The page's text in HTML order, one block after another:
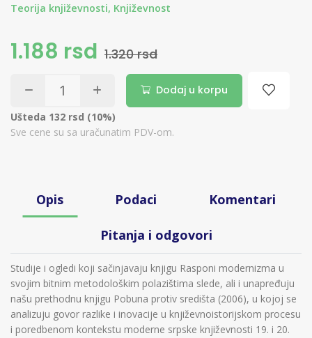
Teorija književnosti, Književnost
1.188 rsd 1.320 rsd
Dodaj u korpu
Ušteda 132 rsd (10%)
Sve cene su sa uračunatim PDV-om.
Opis Podaci Komentari
Pitanja i odgovori
Studije i ogledi koji sačinjavaju knjigu Rasponi modernizma u
svojim bitnim metodološkim polazištima slede, ali i unapređuju
našu prethodnu knjigu Pobuna protiv središta (2006), u kojoj se
analizuju govor razlike i inovacije u književnoistorijskom procesu
i poredbenom kontekstu moderne srpske književnosti 19. i 20.